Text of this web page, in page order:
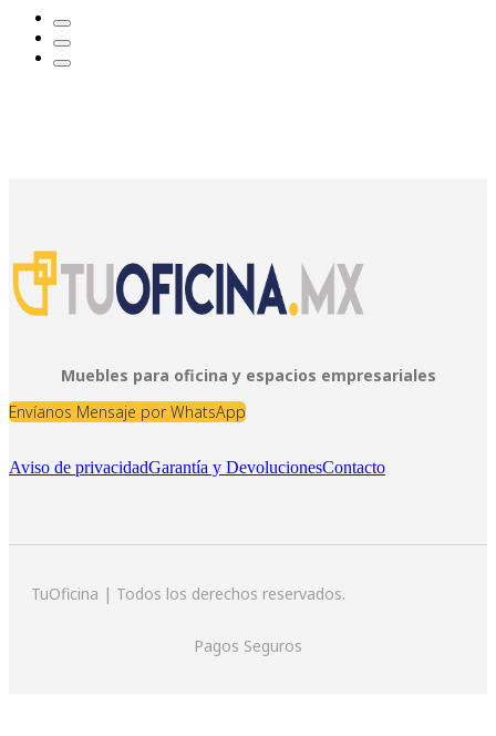
Muebles para oficina y espacios empresariales
Envíanos Mensaje por WhatsApp
Aviso de privacidadGarantía y DevolucionesContacto
TuOficina | Todos los derechos reservados.
Pagos Seguros